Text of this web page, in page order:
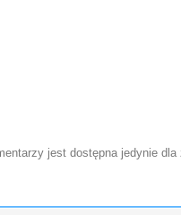
jest dostępna jedynie